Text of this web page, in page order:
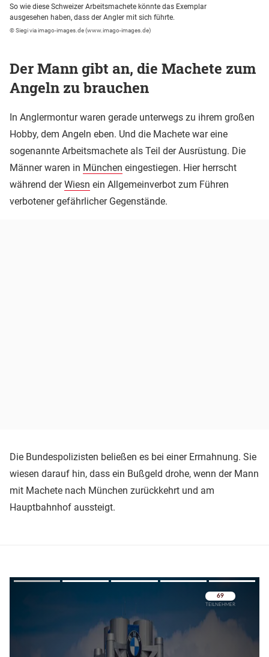
So wie diese Schweizer Arbeitsmachete könnte das Exemplar
ausgesehen haben, dass der Angler mit sich führte.
© Siegi via imago-images.de (www.imago-images.de)
Der Mann gibt an, die Machete zum
Angeln zu brauchen
In Anglermontur waren gerade unterwegs zu ihrem großen
Hobby, dem Angeln eben. Und die Machete war eine
sogenannte Arbeitsmachete als Teil der Ausrüstung. Die
Männer waren in München eingestiegen. Hier herrscht
während derWiesn ein Allgemeinverbot zum Führen
verbotener gefährlicher Gegenstände.
Die Bundespolizisten beließen es bei einer Ermahnung. Sie
wiesen darauf hin, dass ein Bußgeld drohe, wenn der Mann
mit Machete nach München zurückkehrt und am
Hauptbahnhof aussteigt.
Überspringen